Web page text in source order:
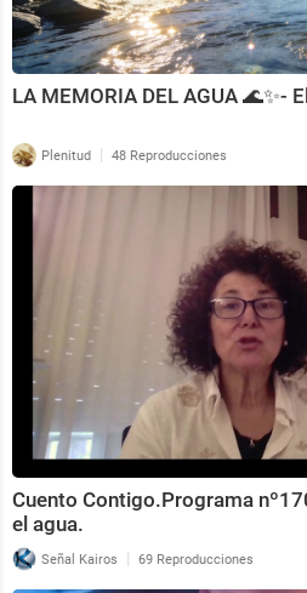
LA MEMORIA DEL AGUA 🌊✨-
Plenitud | 48 Reproducciones
Cuento Contigo.Programa
el agua.
Señal Kairos | 69 Reproducciones